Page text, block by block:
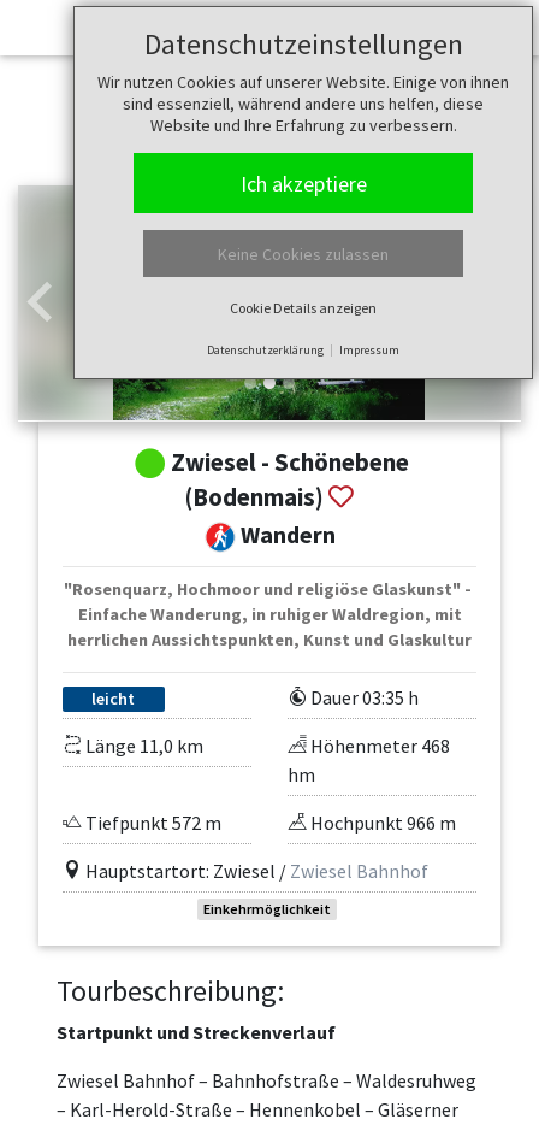
Datenschutzeinstellungen
Wir nutzen Cookies auf unserer Website. Einige von ihnen
sind essenziell, während andere uns helfen, diese
Website und Ihre Erfahrung zu verbessern.
Ich akzeptiere
Keine Cookies zulassen
Cookie Details anzeigen
Datenschutzerklärung Impressum
Zurück
Zwiesel - Schönebene
(Bodenmais)
Wandern
"Rosenquarz, Hochmoor und religiöse Glaskunst" -
Einfache Wanderung, in ruhiger Waldregion, mit
herrlichen Aussichtspunkten, Kunst und Glaskultur
leicht
Dauer 03:35 h
Länge 11,0 km
Höhenmeter 468
hm
Tiefpunkt 572 m
Hochpunkt 966 m
Hauptstartort: Zwiesel / Zwiesel Bahnhof
Einkehrmöglichkeit
Tourbeschreibung:
Startpunkt und Streckenverlauf
Zwiesel Bahnhof – Bahnhofstraße – Waldesruhweg
– Karl-Herold-Straße – Hennenkobel – Gläserner